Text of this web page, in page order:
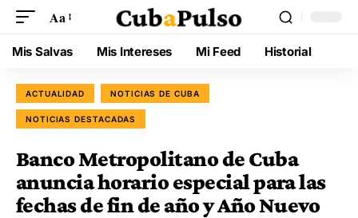
Aa
Mis Salvas Mis Intereses Mi Feed Historial
ACTUALIDAD NOTICIAS DE CUBA
NOTICIAS DESTACADAS
Banco Metropolitano de Cuba
anuncia horario especial para las
fechas de fin de año y Año Nuevo